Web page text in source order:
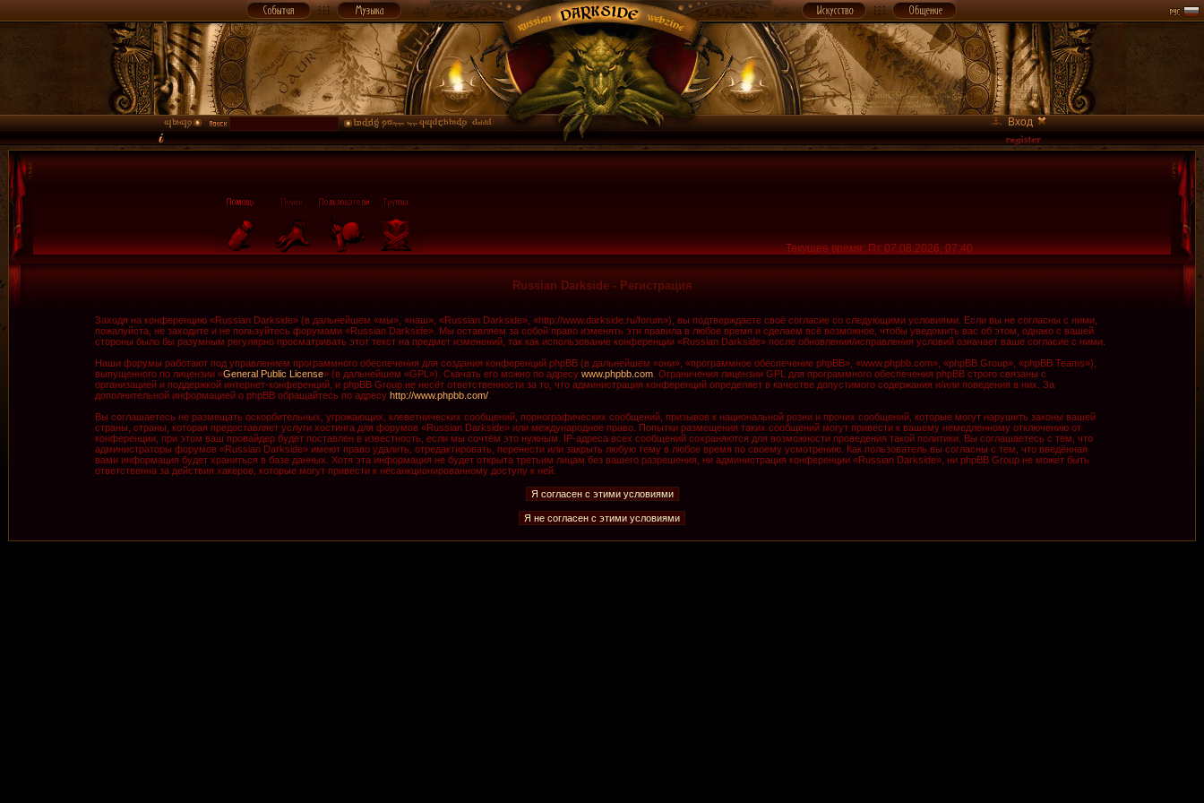
Вход
Текущее время: Пт 07.08.2026, 07:40
Russian Darkside - Регистрация
Заходя на конференцию «Russian Darkside» (в дальнейшем «мы», «наш», «Russian Darkside», «http://www.darkside.ru/forum»), вы подтверждаете своё согласие со следующими условиями. Если вы не согласны с ними,
пожалуйста, не заходите и не пользуйтесь форумами «Russian Darkside». Мы оставляем за собой право изменять эти правила в любое время и сделаем всё возможное, чтобы уведомить вас об этом, однако с вашей
стороны было бы разумным регулярно просматривать этот текст на предмет изменений, так как использование конференции «Russian Darkside» после обновления/исправления условий означает ваше согласие с ними.
Наши форумы работают под управлением программного обеспечения для создания конференций phpBB (в дальнейшем «они», «программное обеспечение phpBB», «www.phpbb.com», «phpBB Group», «phpBB Teams»),
выпущенного по лицензии «General Public License» (в дальнейшем «GPL»). Скачать его можно по адресу www.phpbb.com. Ограничения лицензии GPL для программного обеспечения phpBB строго связаны с
организацией и поддержкой интернет-конференций, и phpBB Group не несёт ответственности за то, что администрация конференций определяет в качестве допустимого содержания и/или поведения в них. За
дополнительной информацией о phpBB обращайтесь по адресу http://www.phpbb.com/.
Вы соглашаетесь не размещать оскорбительных, угрожающих, клеветнических сообщений, порнографических сообщений, призывов к национальной розни и прочих сообщений, которые могут нарушить законы вашей
страны, страны, которая предоставляет услуги хостинга для форумов «Russian Darkside» или международное право. Попытки размещения таких сообщений могут привести к вашему немедленному отключению от
конференции, при этом ваш провайдер будет поставлен в известность, если мы сочтём это нужным. IP-адреса всех сообщений сохраняются для возможности проведения такой политики. Вы соглашаетесь с тем, что
администраторы форумов «Russian Darkside» имеют право удалить, отредактировать, перенести или закрыть любую тему в любое время по своему усмотрению. Как пользователь вы согласны с тем, что введённая
вами информация будет храниться в базе данных. Хотя эта информация не будет открыта третьим лицам без вашего разрешения, ни администрация конференции «Russian Darkside», ни phpBB Group не может быть
ответственна за действия хакеров, которые могут привести к несанкционированному доступу к ней.